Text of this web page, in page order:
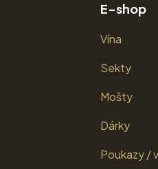
E-shop
Vína
Sekty
Mošty
Dárky
Poukazy /